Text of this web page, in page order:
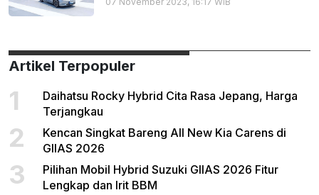
Artikel Terpopuler
1
Daihatsu Rocky Hybrid Cita Rasa Jepang, Harga
Terjangkau
2
Kencan Singkat Bareng All New Kia Carens di
GIIAS 2026
3
Pilihan Mobil Hybrid Suzuki GIIAS 2026 Fitur
Lengkap dan Irit BBM